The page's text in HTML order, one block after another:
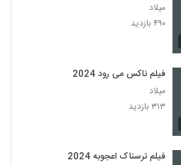
میلاد
۴۹۰ بازدید
فیلم ناکس می رود 2024
میلاد
۳۱۳ بازدید
فیلم ترسناک اعجوبه 2024